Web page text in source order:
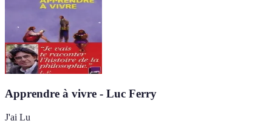
Apprendre à vivre - Luc Ferry
J'ai Lu